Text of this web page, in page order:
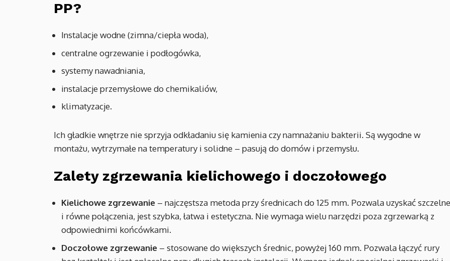
PP?
Instalacje wodne (zimna/ciepła woda),
centralne ogrzewanie i podłogówka,
systemy nawadniania,
instalacje przemysłowe do chemikaliów,
klimatyzacje.
Ich gładkie wnętrze nie sprzyja odkładaniu się kamienia czy namnażaniu bakterii. Są wygodne w
montażu, wytrzymałe na temperatury i solidne – pasują do domów i przemysłu.
Zalety zgrzewania kielichowego i doczołowego
Kielichowe zgrzewanie – najczęstsza metoda przy średnicach do 125 mm. Pozwala uzyskać szczelne
i równe połączenia, jest szybka, łatwa i estetyczna. Nie wymaga wielu narzędzi poza zgrzewarką z
odpowiednimi końcówkami.
Doczołowe zgrzewanie – stosowane do większych średnic, powyżej 160 mm. Pozwala łączyć rury